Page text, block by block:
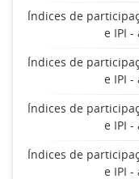
Índices de
e IPI
Índices de
e IPI
Índices de
e IPI
Índices de
e IPI